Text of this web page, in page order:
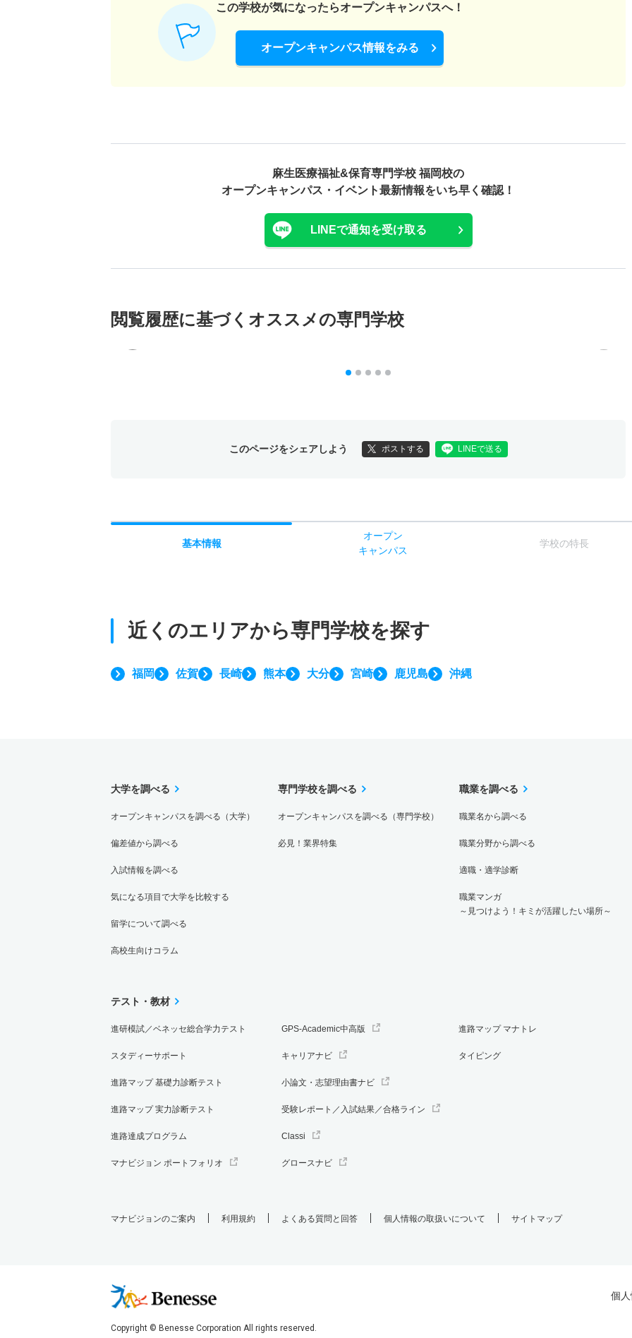
この学校が気になったらオープンキャンパスへ！
オープンキャンパス情報をみる
麻生医療福祉&保育専門学校 福岡校の
オープンキャンパス・ イベント最新情報をいち早く確認！
LINEで通知を受け取る
閲覧履歴に基づく オススメの専門学校
このページをシェアしよう ポストする LINEで送る
基本情報
オープン
キャンパス
学校の特長
近くのエリアから専門学校を探す
福岡 佐賀 長崎 熊本 大分 宮崎 鹿児島 沖縄
大学を調べる
オープンキャンパスを調べる（大学）
偏差値から調べる
入試情報を調べる
気になる項目で大学を比較する
留学について調べる
高校生向けコラム
専門学校を調べる
オープンキャンパスを調べる（専門学校）
必見！業界特集
職業を調べる
職業名から調べる
職業分野から調べる
適職・適学診断
職業マンガ
～見つけよう！キミが活躍したい場所～
テスト・教材
進研模試／ベネッセ総合学力テスト
スタディーサポート
進路マップ 基礎力診断テスト
進路マップ 実力診断テスト
進路達成プログラム
マナビジョン ポートフォリオ
GPS-Academic中高版
キャリアナビ
小論文・志望理由書ナビ
受験レポート／入試結果／合格ライン
Classi
グロースナビ
進路マップ マナトレ
タイピング
マナビジョンのご案内 利用規約 よくある質問と回答 個人情報の取扱いについて サイトマップ
個
Copyright © Benesse Corporation All rights reserved.